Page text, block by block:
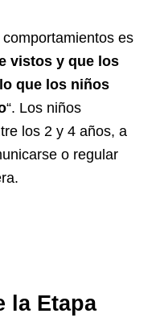
es
vistos y que los
que los niños
“. Los niños
los 2 y 4 años, a
o regular
la Etapa